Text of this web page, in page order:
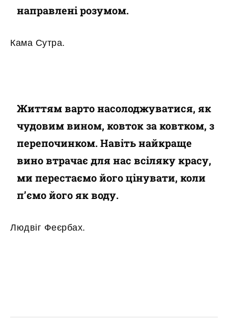
направлені розумом.
Кама Сутра.
Життям варто насолоджуватися, як
чудовим вином, ковток за ковтком, з
перепочинком. Навіть найкраще
вино втрачає для нас всіляку красу,
ми перестаємо його цінувати, коли
п’ємо його як воду.
Людвіг Феєрбах.